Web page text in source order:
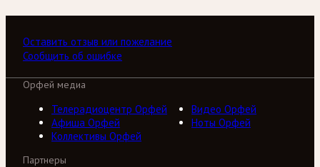
Оставить отзыв или пожелание
Сообщить об ошибке
Орфей медиа
Телерадиоцентр Орфей
Видео Орфей
Афиша Орфей
Ноты Орфей
Коллективы Орфей
Партнеры